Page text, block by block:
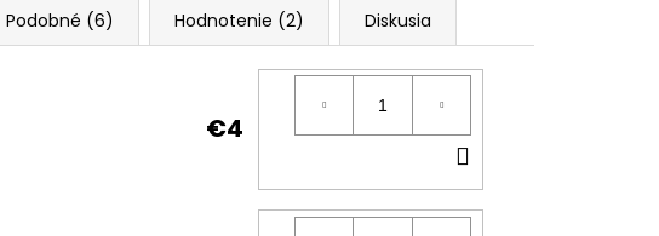
Podobné (6) Hodnotenie (2) Diskusia
€4
KOŠÍKA